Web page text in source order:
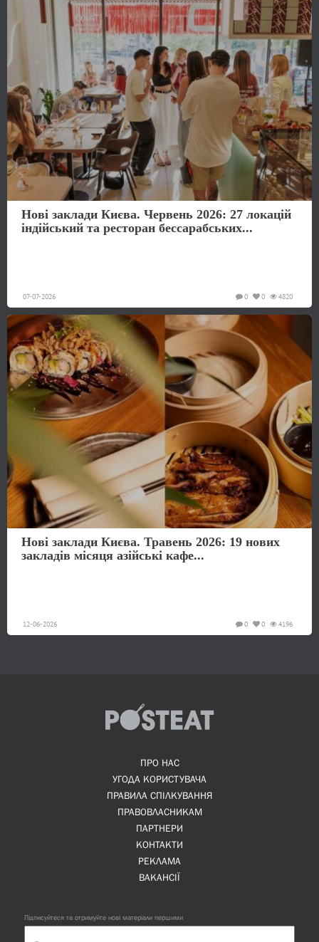
Нові заклади Києва. Червень 2026: 27 локацій
індійський та ресторан бессарабських...
07-07-2026 4820
0
0
Нові заклади Києва. Травень 2026: 19 нових
закладів місяця азійські кафе...
12-06-2026 4196
0
0
ПРО НАС
УГОДА КОРИСТУВАЧА
ПРАВИЛА СПІЛКУВАННЯ
ПРАВОВЛАСНИКАМ
ПАРТНЕРИ
КОНТАКТИ
РЕКЛАМА
ВАКАНСІЇ
Підписуйтеся та отримуйте нові матеріали першими